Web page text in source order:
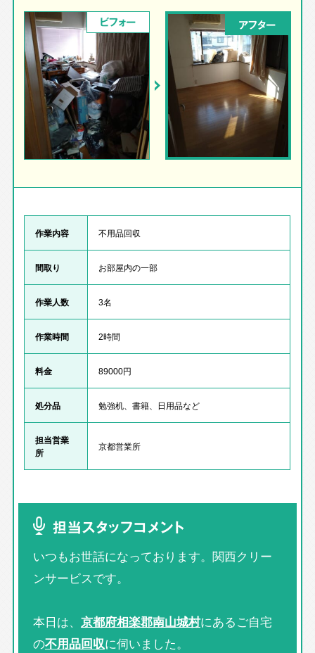
ビフォー アフター
作業内容 不用品回収
間取り お部屋内の一部
作業人数 3名
作業時間 2時間
料金 89000円
処分品 勉強机、書籍、日用品など
担当営業
所
京都営業所
担当スタッフコメント
いつもお世話になっております。関西クリー
ンサービスです。
本日は、 京都府相楽郡南山城村にあるご自宅
の不用品回収に伺いました。